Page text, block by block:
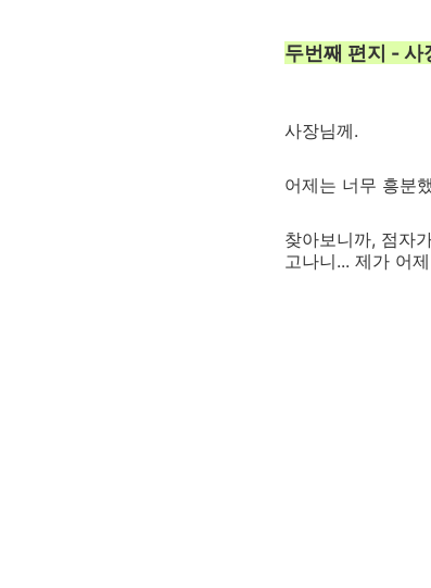
두번째 편지 - 사
사장님께.
어제는 너무 흥분
찾아보니까, 점자
고나니... 제가 어